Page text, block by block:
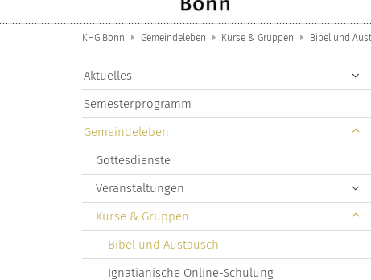
KHG Bonn Gemeindeleben Kurse & Gruppen Bibel und
Aktuelles
Semesterprogramm
Gemeindeleben
Gottesdienste
Veranstaltungen
Kurse & Gruppen
Bibel und Austausch
Ignatianische Online-Schulung